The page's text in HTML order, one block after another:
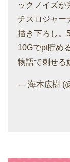
ックノイズが
チスロジャー
描き下ろし。
10Gでpt貯め
物語で刺せる
— 海本広樹